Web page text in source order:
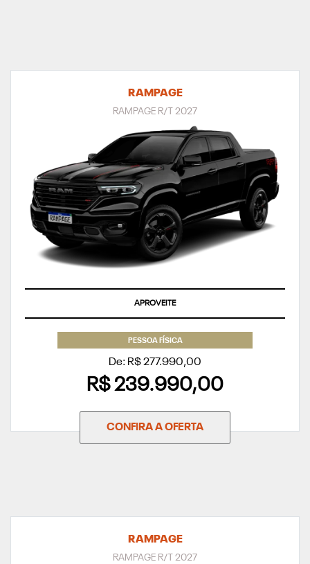
RAMPAGE
RAMPAGE R/T 2027
APROVEITE
PESSOA FÍSICA
De: R$ 277.990,00
R$ 239.990,00
CONFIRA A OFERTA
RAMPAGE
RAMPAGE R/T 2027